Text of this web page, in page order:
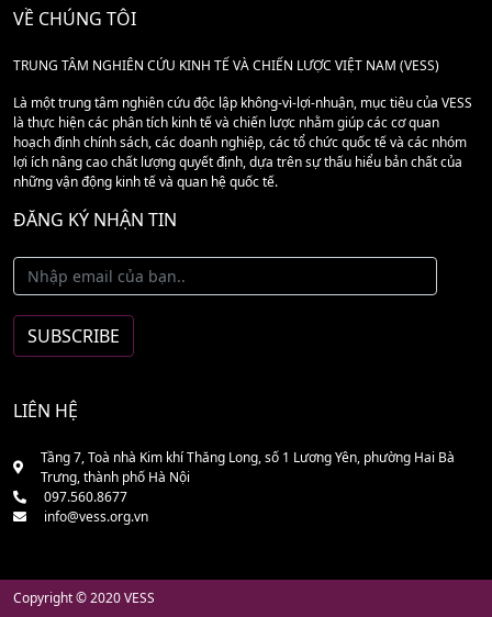
VỀ CHÚNG TÔI
TRUNG TÂM NGHIÊN CỨU KINH TẾ VÀ CHIẾN LƯỢC VIỆT NAM (VESS)
Là một trung tâm nghiên cứu độc lập không-vì-lợi-nhuận, mục tiêu của VESS
là thực hiện các phân tích kinh tế và chiến lược nhằm giúp các cơ quan
hoạch định chính sách, các doanh nghiệp, các tổ chức quốc tế và các nhóm
lợi ích nâng cao chất lượng quyết định, dựa trên sự thấu hiểu bản chất của
những vận động kinh tế và quan hệ quốc tế.
ĐĂNG KÝ NHẬN TIN
LIÊN HỆ
Tầng 7, Toà nhà Kim khí Thăng Long, số 1 Lương Yên, phường Hai Bà
Trưng, thành phố Hà Nội
097.560.8677
info@vess.org.vn
Copyright © 2020 VESS